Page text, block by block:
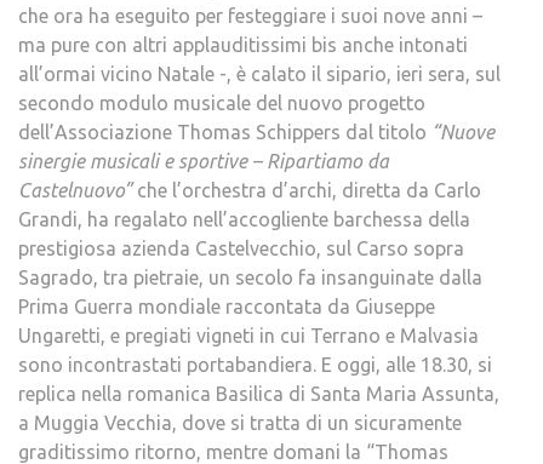
che ora ha eseguito per festeggiare i suoi nove anni –
ma pure con altri applauditissimi bis anche intonati
all’ormai vicino Natale -, è calato il sipario, ieri sera, sul
secondo modulo musicale del nuovo progetto
dell’Associazione Thomas Schippers dal titolo “Nuove
sinergie musicali e sportive – Ripartiamo da
Castelnuovo”che l’orchestra d’archi, diretta da Carlo
Grandi, ha regalato nell’accogliente barchessa della
prestigiosa azienda Castelvecchio, sul Carso sopra
Sagrado, tra pietraie, un secolo fa insanguinate dalla
Prima Guerra mondiale raccontata da Giuseppe
Ungaretti, e pregiati vigneti in cui Terrano e Malvasia
sono incontrastati portabandiera. E oggi, alle 18.30, si
replica nella romanica Basilica di Santa Maria Assunta,
a Muggia Vecchia, dove si tratta di un sicuramente
graditissimo ritorno, mentre domani la “Thomas